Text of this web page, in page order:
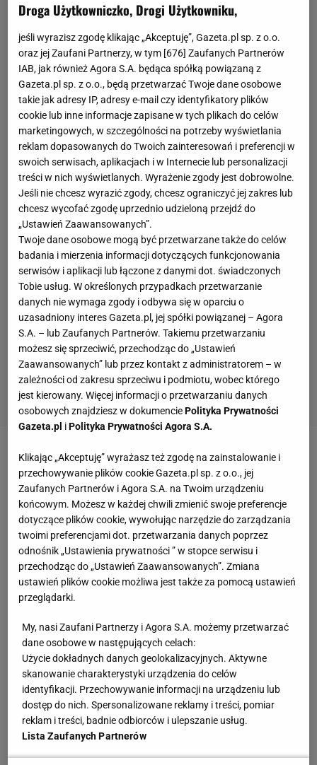
Zobacz wideoNiesamowity wyczyn Tomasiaka.
Czekaliśmy na to 18 lat
W Niemczech coraz lepiej widać, że kończy się złota
era zawodników, którzy dawali im sukces za
sukcesem. Markus Eisenbichler już zakończył
karierę. Geiger i Wellinger są, gdzie są - mogą mieć
problem z wyjazdem na igrzyska olimpijskie, a
młodymi skoczkami nie są. Pius Paschke też nie
będzie młodszy. A nie do końca widać zawodników,
którzy mogliby ich zastąpić. Przynajmniej nie tylu,
żeby Niemcy mieli kolejny "dream team" jak za
czasów Horngachera. Są w podobnej sytuacji do
Polski - przespali temat zmiany pokoleniowej i teraz
mogą się martwić, czy znajdą się skoczkowie, którzy
Droga Użytkowniczko, Drogi Użytkowniku,
jeśli wyrazisz zgodę klikając „Akceptuję”, Gazeta.pl sp. z o.o.
oraz jej Zaufani Partnerzy, w tym [676] Zaufanych Partnerów
IAB, jak również Agora S.A. będąca spółką powiązaną z
Gazeta.pl sp. z o.o., będą przetwarzać Twoje dane osobowe
takie jak adresy IP, adresy e-mail czy identyfikatory plików
cookie lub inne informacje zapisane w tych plikach do celów
marketingowych, w szczególności na potrzeby wyświetlania
reklam dopasowanych do Twoich zainteresowań i preferencji w
swoich serwisach, aplikacjach i w Internecie lub personalizacji
treści w nich wyświetlanych. Wyrażenie zgody jest dobrowolne.
Jeśli nie chcesz wyrazić zgody, chcesz ograniczyć jej zakres lub
chcesz wycofać zgodę uprzednio udzieloną przejdź do
„Ustawień Zaawansowanych”.
Twoje dane osobowe mogą być przetwarzane także do celów
badania i mierzenia informacji dotyczących funkcjonowania
serwisów i aplikacji lub łączone z danymi dot. świadczonych
Tobie usług. W określonych przypadkach przetwarzanie
danych nie wymaga zgody i odbywa się w oparciu o
uzasadniony interes Gazeta.pl, jej spółki powiązanej – Agora
S.A. – lub Zaufanych Partnerów. Takiemu przetwarzaniu
możesz się sprzeciwić, przechodząc do „Ustawień
Zaawansowanych” lub przez kontakt z administratorem – w
zależności od zakresu sprzeciwu i podmiotu, wobec którego
jest kierowany. Więcej informacji o przetwarzaniu danych
osobowych znajdziesz w dokumenciePolityka Prywatności
Gazeta.pl iPolityka Prywatności Agora S.A.
Klikając „Akceptuję” wyrażasz też zgodę na zainstalowanie i
przechowywanie plików cookie Gazeta.pl sp. z o.o., jej
Zaufanych Partnerów i Agora S.A. na Twoim urządzeniu
końcowym. Możesz w każdej chwili zmienić swoje preferencje
dotyczące plików cookie, wywołując narzędzie do zarządzania
twoimi preferencjami dot. przetwarzania danych poprzez
odnośnik „Ustawienia prywatności ” w stopce serwisu i
przechodząc do „Ustawień Zaawansowanych”. Zmiana
ustawień plików cookie możliwa jest także za pomocą ustawień
przeglądarki.
My, nasi Zaufani Partnerzy i Agora S.A. możemy przetwarzać
dane osobowe w następujących celach:
Użycie dokładnych danych geolokalizacyjnych. Aktywne
skanowanie charakterystyki urządzenia do celów
identyfikacji. Przechowywanie informacji na urządzeniu lub
dostęp do nich. Spersonalizowane reklamy i treści, pomiar
reklam i treści, badnie odbiorców i ulepszanie usług.
Lista Zaufanych Partnerów